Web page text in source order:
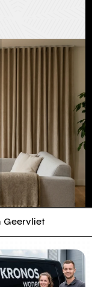
Geervliet